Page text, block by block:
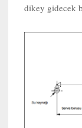
dikey gidecek